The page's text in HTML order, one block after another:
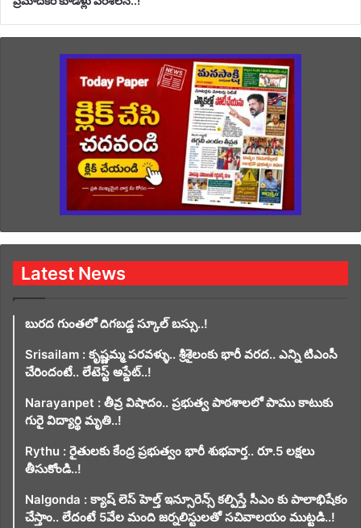
Latest News
బురద గుంతలో దిగబడ్డ స్కూల్ బస్సు..!
Srisailam : కృష్ణమ్మ పరవళ్ళు.. శ్రీశైలంకు భారీ వరద.. ఎన్ని టిఎంసీ
చేరిందంటే.. లేటెస్ట్ అప్డేట్..!
Narayanpet : తీవ్ర విషాదం.. ప్రభుత్వ పాఠశాలలో పాము కాటుకు
గురై విద్యార్థి మృతి..!
Rythu : రైతులకు కేంద్ర ప్రభుత్వం భారీ శుభవార్త.. రూ.5 లక్షలు
తీసుకోండి..!
Nalgonda : క్యాష్ లెస్ హెల్త్ ఇన్సూరెన్స్ కల్పిస్తే సీఎం కు పాలాభిషేకం
చేస్తాం.. లేదంటే 5వేల మంది జర్నలిస్టులతో సచివాలయం ముట్టడి..!